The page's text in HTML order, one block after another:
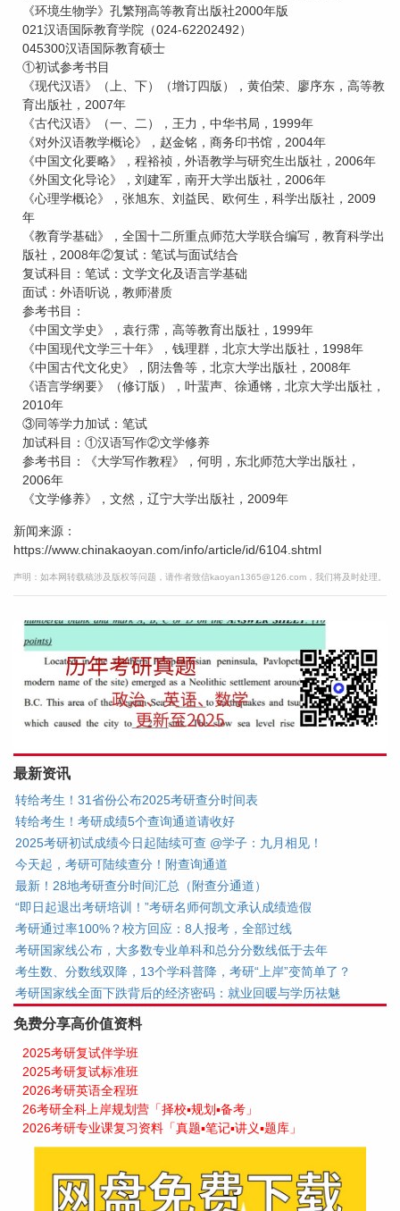
《环境生物学》孔繁翔高等教育出版社2000年版
021汉语国际教育学院（024-62202492）
045300汉语国际教育硕士
①初试参考书目
《现代汉语》（上、下）（增订四版），黄伯荣、廖序东，高等教
育出版社，2007年
《古代汉语》（一、二），王力，中华书局，1999年
《对外汉语教学概论》，赵金铭，商务印书馆，2004年
《中国文化要略》，程裕祯，外语教学与研究生出版社，2006年
《外国文化导论》，刘建军，南开大学出版社，2006年
《心理学概论》，张旭东、刘益民、欧何生，科学出版社，2009
年
《教育学基础》，全国十二所重点师范大学联合编写，教育科学出
版社，2008年②复试：笔试与面试结合
复试科目：笔试：文学文化及语言学基础
面试：外语听说，教师潜质
参考书目：
《中国文学史》，袁行霈，高等教育出版社，1999年
《中国现代文学三十年》，钱理群，北京大学出版社，1998年
《中国古代文化史》，阴法鲁等，北京大学出版社，2008年
《语言学纲要》（修订版），叶蜚声、徐通锵，北京大学出版社，
2010年
③同等学力加试：笔试
加试科目：①汉语写作②文学修养
参考书目：《大学写作教程》，何明，东北师范大学出版社，
2006年
《文学修养》，文然，辽宁大学出版社，2009年
新闻来源：
https://www.chinakaoyan.com/info/article/id/6104.shtml
声明：如本网转载稿涉及版权等问题，请作者致信kaoyan1365@126.com，我们将及时处理。
最新资讯
转给考生！31省份公布2025考研查分时间表
转给考生！考研成绩5个查询通道请收好
2025考研初试成绩今日起陆续可查 @学子：九月相见！
今天起，考研可陆续查分！附查询通道
最新！28地考研查分时间汇总（附查分通道）
“即日起退出考研培训！”考研名师何凯文承认成绩造假
考研通过率100%？校方回应：8人报考，全部过线
考研国家线公布，大多数专业单科和总分分数线低于去年
考生数、分数线双降，13个学科普降，考研“上岸”变简单了？
考研国家线全面下跌背后的经济密码：就业回暖与学历祛魅
免费分享高价值资料
2025考研复试伴学班
2025考研复试标准班
2026考研英语全程班
26考研全科上岸规划营「择校▪规划▪备考」
2026考研专业课复习资料「真题▪笔记▪讲义▪题库」